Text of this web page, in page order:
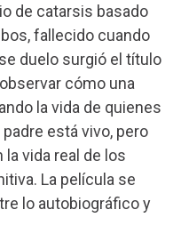
de catarsis basado
fallecido cuando
duelo surgió el título
cómo una
la vida de quienes
está vivo, pero
vida real de los
La película se
lo autobiográfico y